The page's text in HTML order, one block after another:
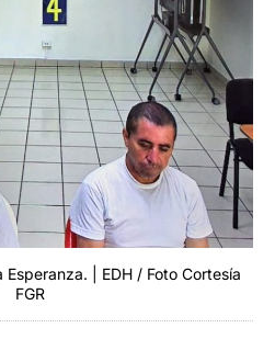
| EDH / Foto Cortesía
FGR